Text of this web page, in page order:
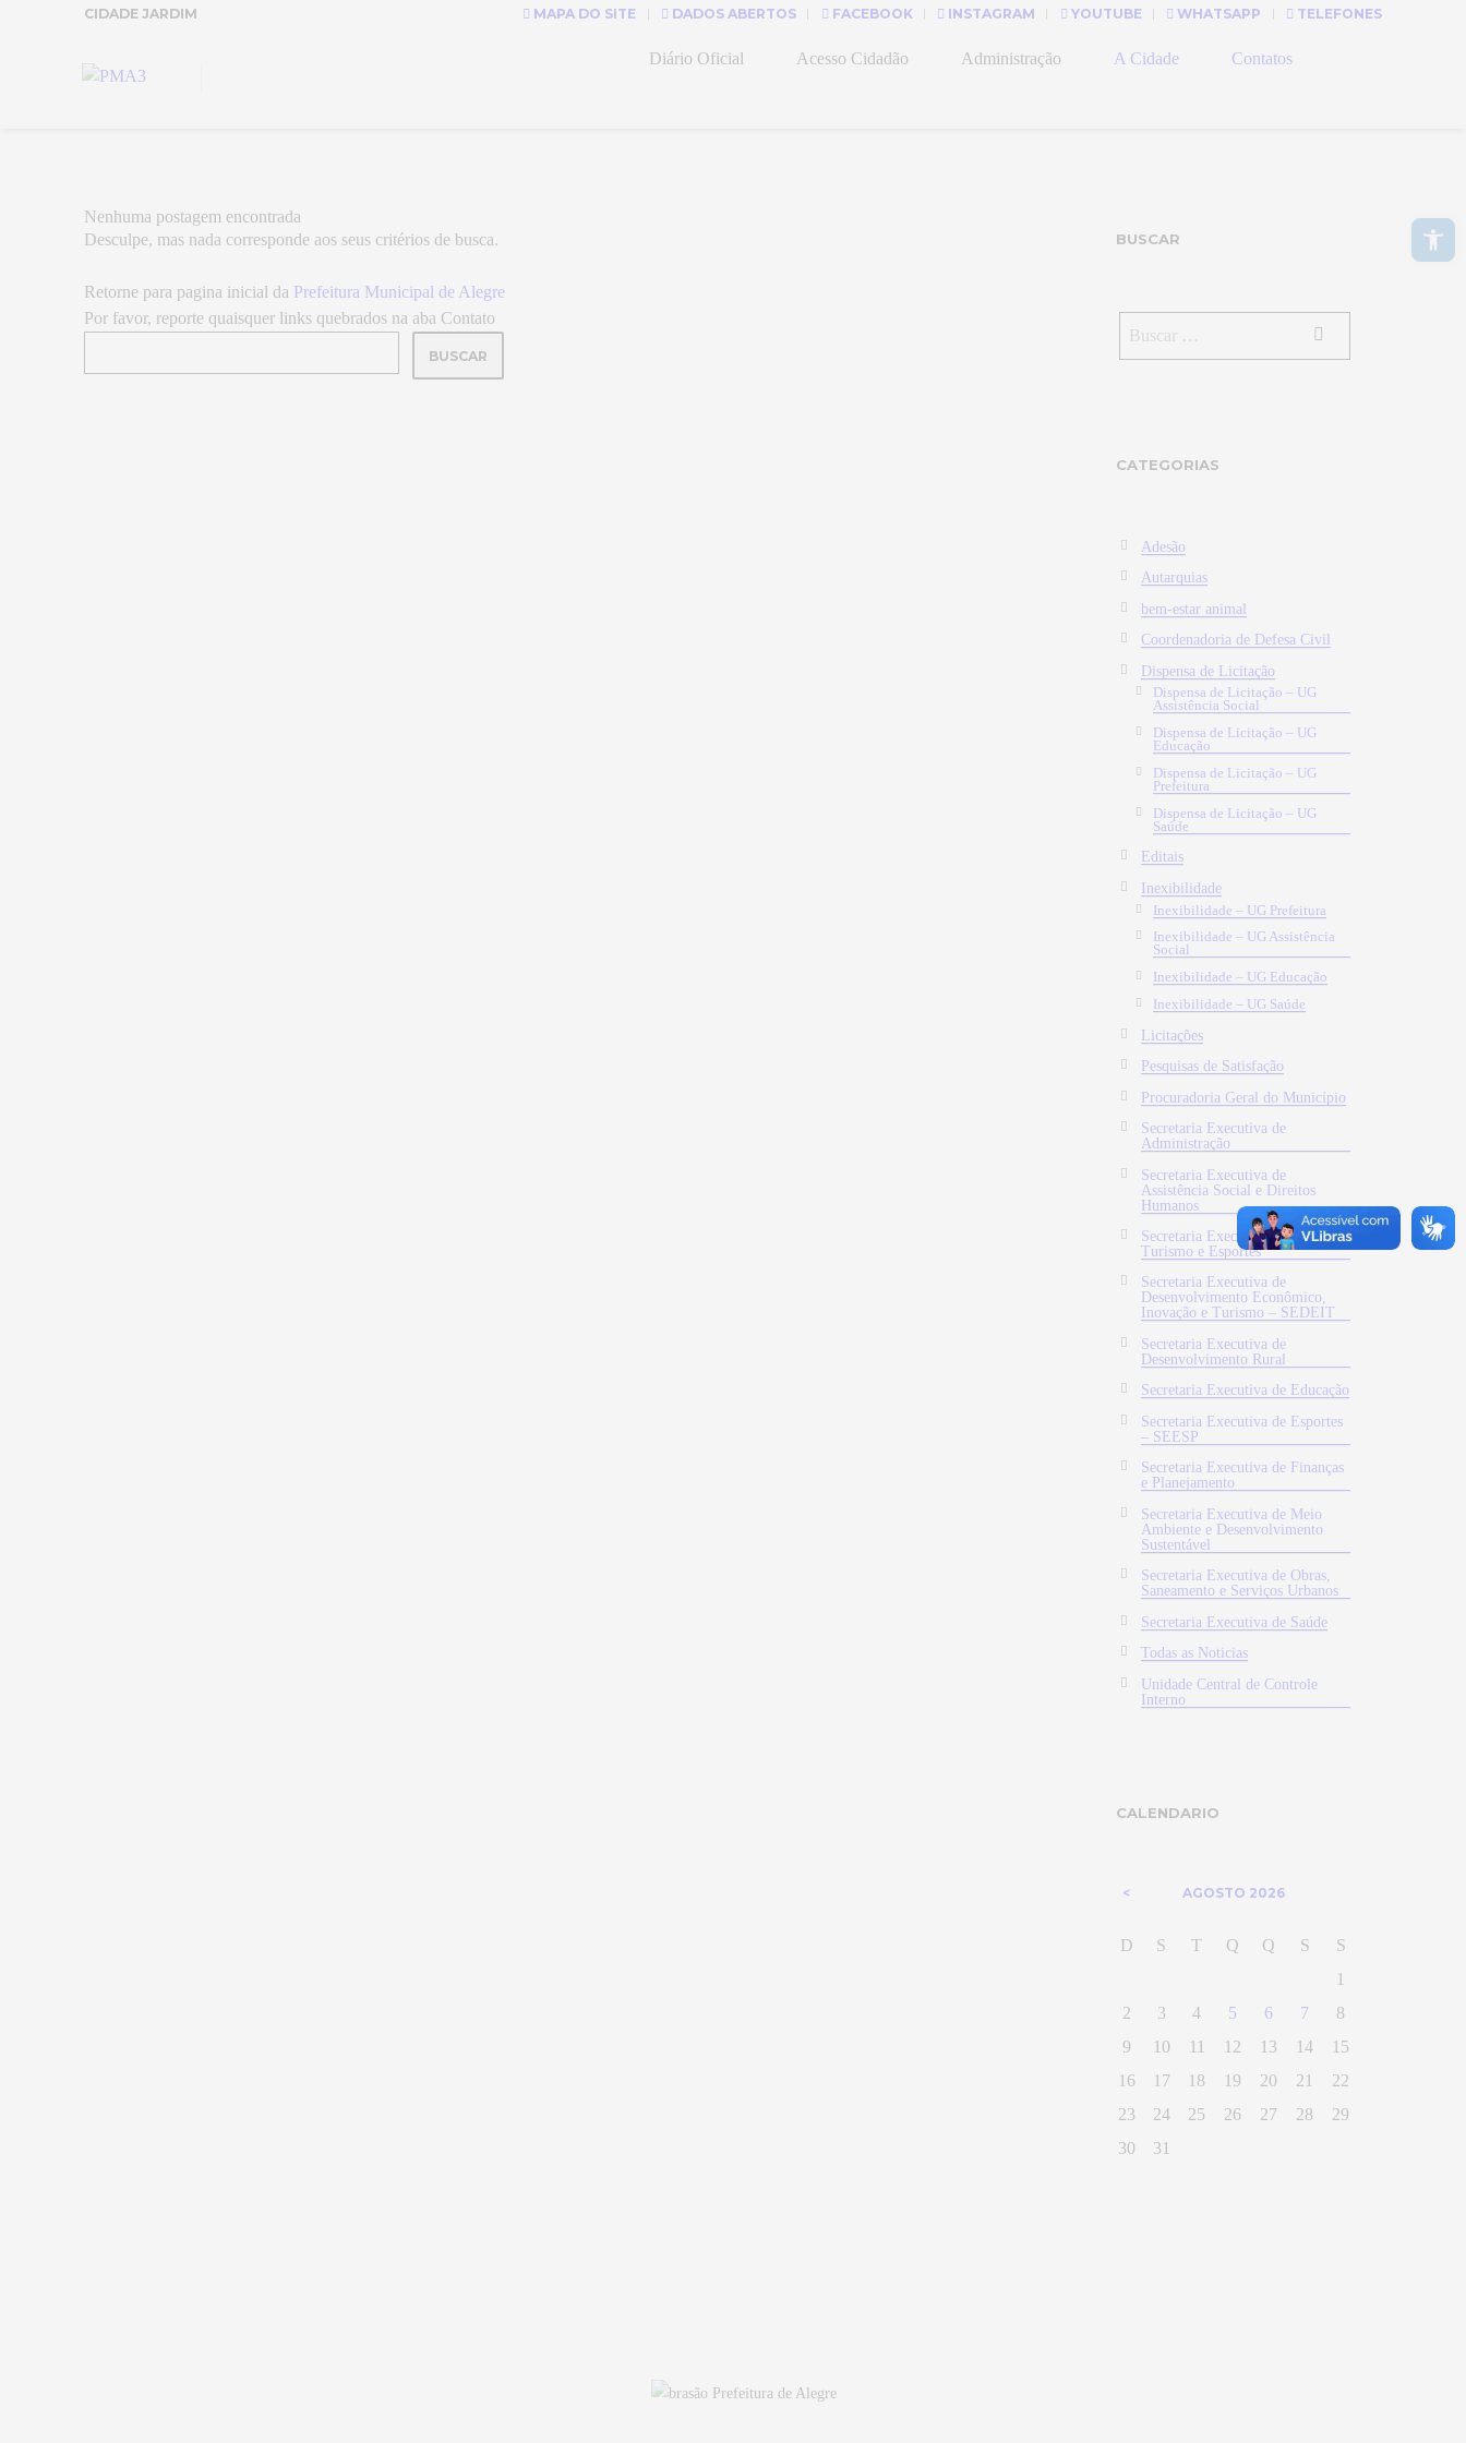
CIDADE JARDIM MAPA DO SITE DADOS ABERTOS FACEBOOK INSTAGRAM YOUTUBE WHATSAPP TELEFONES
Diário Oficial Acesso Cidadão Administração A Cidade Contatos
Nenhuma postagem encontrada
Desculpe, mas nada corresponde aos seus critérios de busca.
Retorne para pagina inicial da Prefeitura Municipal de Alegre
Por favor, reporte quaisquer links quebrados na aba Contato
BUSCAR
CATEGORIAS
Adesão
Autarquias
bem-estar animal
Coordenadoria de Defesa Civil
Dispensa de Licitação
Dispensa de Licitação – UG
Assistência Social
Dispensa de Licitação – UG
Educação
Dispensa de Licitação – UG
Prefeitura
Dispensa de Licitação – UG
Saúde
Editais
Inexibilidade
Inexibilidade – UG Prefeitura
Inexibilidade – UG Assistência
Social
Inexibilidade – UG Educação
Inexibilidade – UG Saúde
Licitações
Pesquisas de Satisfação
Procuradoria Geral do Município
Secretaria Executiva de
Administração
Secretaria Executiva de
Assistência Social e Direitos
Humanos
Secretaria Executiva de Cultura,
Turismo e Esportes
Secretaria Executiva de
Desenvolvimento Econômico,
Inovação e Turismo – SEDEIT
Secretaria Executiva de
Desenvolvimento Rural
Secretaria Executiva de Educação
Secretaria Executiva de Esportes
– SEESP
Secretaria Executiva de Finanças
e Planejamento
Secretaria Executiva de Meio
Ambiente e Desenvolvimento
Sustentável
Secretaria Executiva de Obras,
Saneamento e Serviços Urbanos
Secretaria Executiva de Saúde
Todas as Noticias
Unidade Central de Controle
Interno
CALENDARIO
AGOSTO 2026
D S T Q Q S
S
1
2
3 4 5 6 7
8
9
10 11 12 13 14
15
16
17 18 19 20 21
22
23
24 25 26 27 28
29
30
31
Abrir a barra de ferramentas